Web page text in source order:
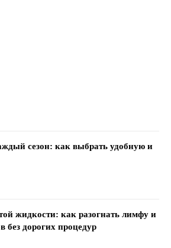
сезон: как выбрать удобную и
жидкости: как разогнать лимфу и
без дорогих процедур